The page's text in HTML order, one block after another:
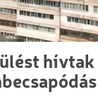
hívtak